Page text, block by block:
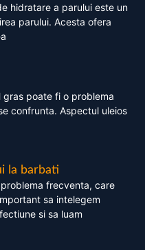
hidratare a parului este un
parului. Acesta ofera
poate fi o problema
confrunta. Aspectul uleios
la barbati
frecventa, care
sa intelegem
si sa luam